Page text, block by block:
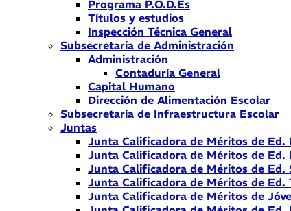
Programa P.O.D.Es
Títulos y estudios
Inspección Técnica General
Subsecretaría de Administración
Administración
Contaduría General
Capital Humano
Dirección de Alimentación Escolar
Subsecretaría de Infraestructura Escolar
Juntas
Junta Calificadora de Méritos de Ed.
Junta Calificadora de Méritos de Ed.
Junta Calificadora de Méritos de Ed.
Junta Calificadora de Méritos de Ed.
Junta Calificadora de Méritos de